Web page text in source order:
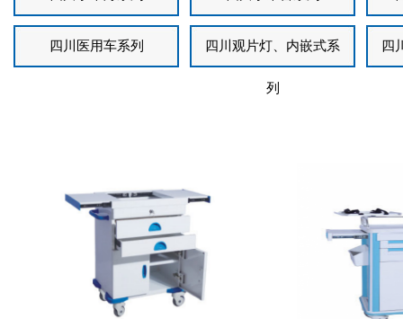
四川医用车系列 四川观片灯、内嵌式系
列
四